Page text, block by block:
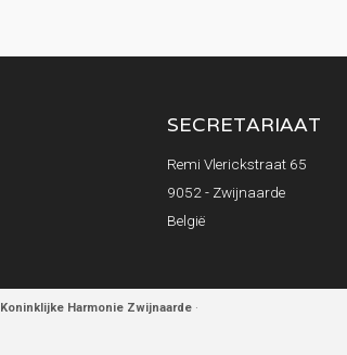
SECRETARIAAT
Remi Vlerickstraat 65
9052 - Zwijnaarde
België
Koninklijke Harmonie Zwijnaarde ·